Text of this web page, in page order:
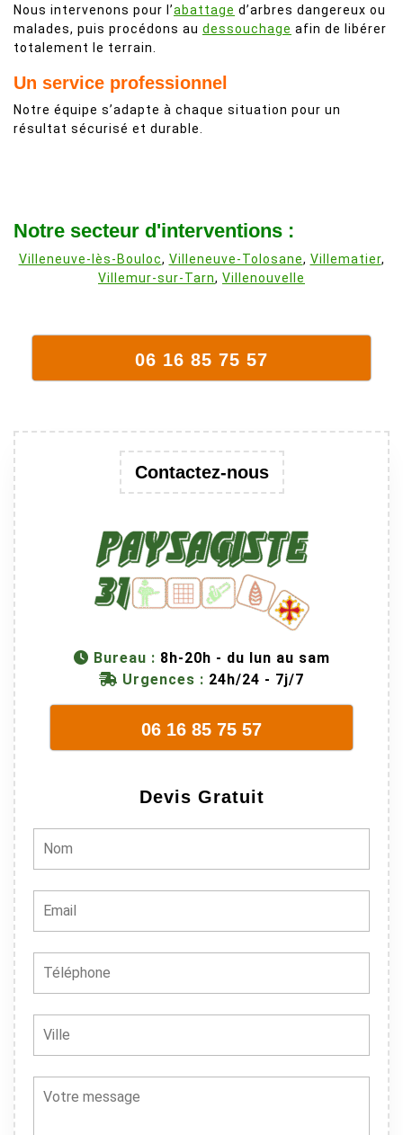
Nous intervenons pour l’abattage d’arbres dangereux ou
malades, puis procédons au dessouchage afin de libérer
totalement le terrain.
Un service professionnel
Notre équipe s’adapte à chaque situation pour un
résultat sécurisé et durable.
Notre secteur d'interventions :
Villeneuve-lès-Bouloc, Villeneuve-Tolosane, Villematier,
Villemur-sur-Tarn, Villenouvelle
06 16 85 75 57
Contactez-nous
Bureau : 8h-20h - du lun au sam
Urgences : 24h/24 - 7j/7
06 16 85 75 57
Devis Gratuit